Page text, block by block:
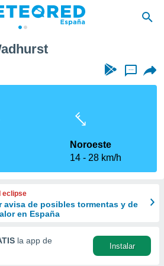
...
Noroeste
14
28 km/h
eclipse
avisa de posibles tormentas y de
en España
la app de
Instalar